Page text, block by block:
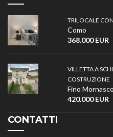
TRILOCALE
Como
368.000 EUR
VILLETTA A
COSTRUZIONE
Fino Mornasco
420.000 EUR
CONTATTI